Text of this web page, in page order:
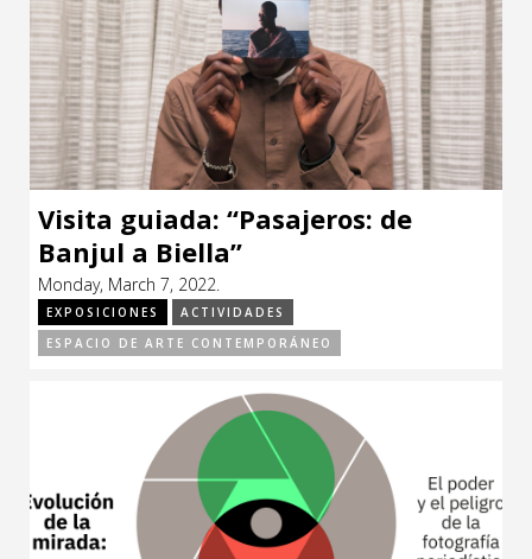
Visita guiada: “Pasajeros: de
Banjul a Biella”
Monday, March 7, 2022.
EXPOSICIONES
ACTIVIDADES
ESPACIO DE ARTE CONTEMPORÁNEO